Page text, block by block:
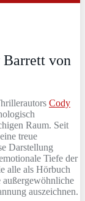
von
Cody
Raum. Seit
treue
Darstellung
Tiefe der
alle als Hörbuch
auszeichnen.